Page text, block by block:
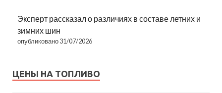
Эксперт рассказал о различиях в составе летних и
зимних шин
опубликовано 31/07/2026
ЦЕНЫ НА ТОПЛИВО